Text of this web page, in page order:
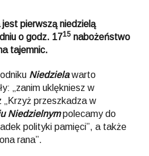
jest pierwszą niedzielą
o godz. 1715 nabożeństwo
tajemnic.
Niedzielawarto
„zanim uklękniesz w
„Krzyż przeszkadza w
Niedzielnympolecamy do
polityki pamięci”, a także
rana”.